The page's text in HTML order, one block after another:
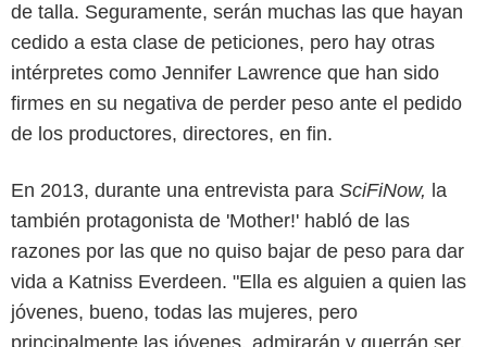
de talla. Seguramente, serán muchas las que hayan
cedido a esta clase de peticiones, pero hay otras
intérpretes como Jennifer Lawrence que han sido
firmes en su negativa de perder peso ante el pedido
de los productores, directores, en fin.
En 2013, durante una entrevista para SciFiNow, la
también protagonista de 'Mother!' habló de las
razones por las que no quiso bajar de peso para dar
vida a Katniss Everdeen. "Ella es alguien a quien las
jóvenes, bueno, todas las mujeres, pero
StudioCanal Deutschland